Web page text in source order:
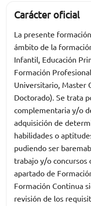
Carácter oficial
La presente
ámbito de la
Infantil, Educación
Formación
Universitario, Master
Doctorado). Se trata
complementaria y/o
adquisición de
habilidades o
pudiendo ser
trabajo y/o
apartado de
Formación Continua
revisión de los